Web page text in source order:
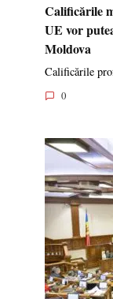
Calificările
UE vor
Moldova
Calificările
0